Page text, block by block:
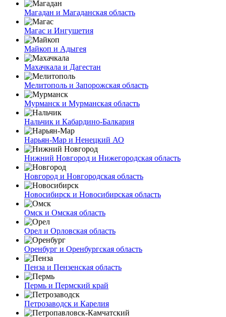
Магадан и Магаданская область
Магас и Ингушетия
Майкоп и Адыгея
Махачкала и Дагестан
Мелитополь и Запорожская область
Мурманск и Мурманская область
Нальчик и Кабардино-Балкария
Нарьян-Мар и Ненецкий АО
Нижний Новгород и Нижегородская область
Новгород и Новгородская область
Новосибирск и Новосибирская область
Омск и Омская область
Орел и Орловская область
Оренбург и Оренбургская область
Пенза и Пензенская область
Пермь и Пермский край
Петрозаводск и Карелия